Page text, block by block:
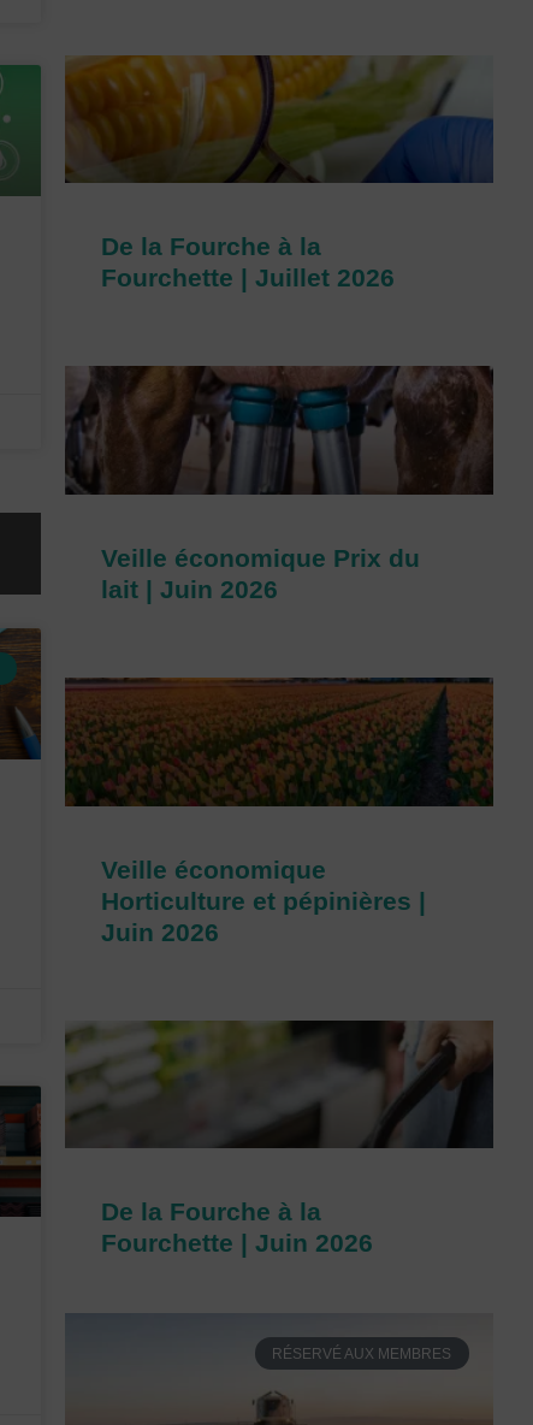
De la Fourche à la
Fourchette | Juillet 2026
Veille économique Prix du
lait | Juin 2026
Veille économique
Horticulture et pépinières |
Juin 2026
De la Fourche à la
Fourchette | Juin 2026
RÉSERVÉ AUX MEMBRES